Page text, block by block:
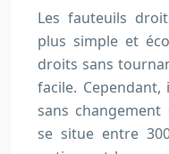
Les fauteuils
plus simple et
droits sans
facile.
sans
se situe entre